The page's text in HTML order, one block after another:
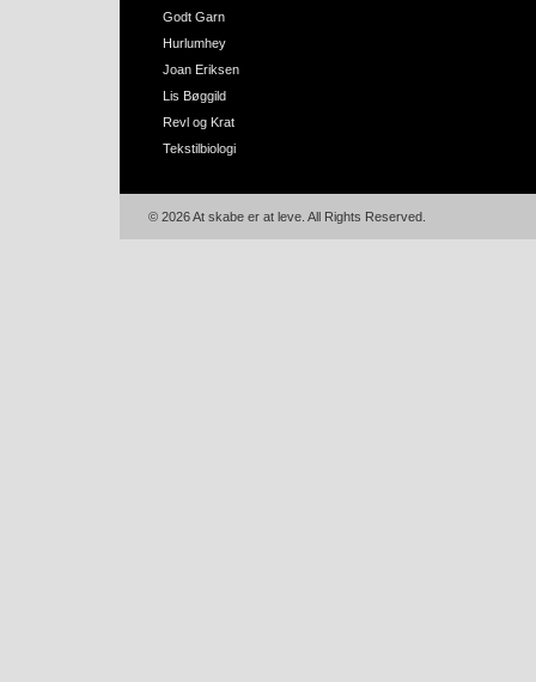
Godt Garn
Hurlumhey
Joan Eriksen
Lis Bøggild
Revl og Krat
Tekstilbiologi
© 2026 At skabe er at leve. All Rights Reserved.